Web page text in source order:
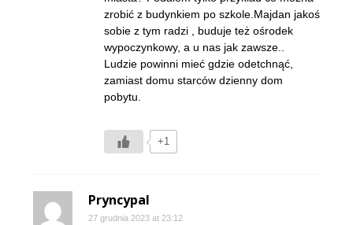
zrobić z budynkiem po szkole.Majdan jakoś
sobie z tym radzi , buduje też ośrodek
wypoczynkowy, a u nas jak zawsze..
Ludzie powinni mieć gdzie odetchnąć,
zamiast domu starców dzienny dom
pobytu.
+1
Pryncypal
27 grudnia 2023 at 23:12